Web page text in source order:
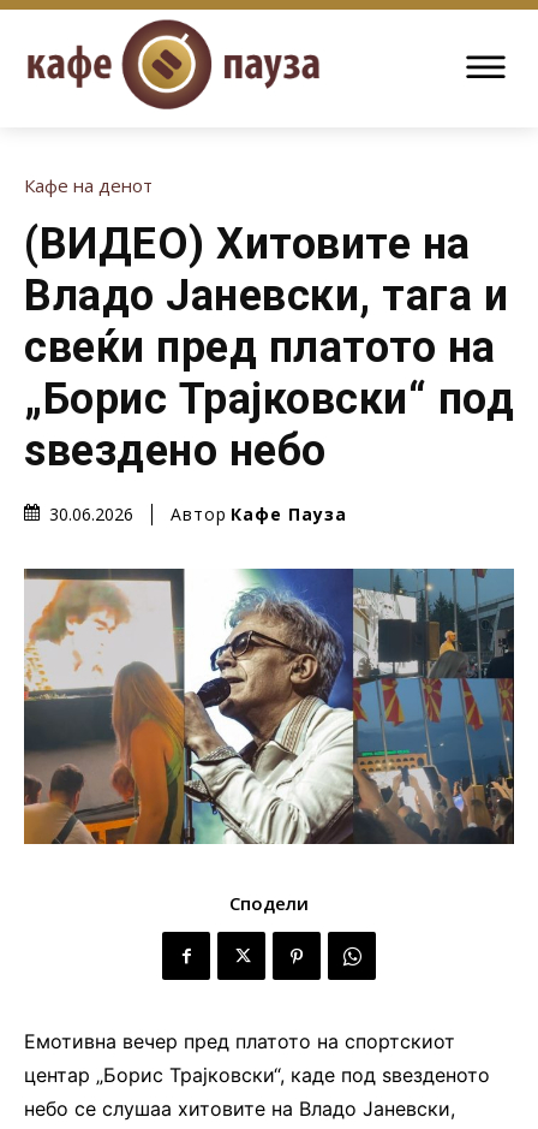
Кафе на денот
(ВИДЕО) Хитовите на
Владо Јаневски, тага и
свеќи пред платото на
„Борис Трајковски“ под
ѕвездено небо
30.06.2026 Автор Кафе Пауза
Сподели
Емотивна вечер пред платото на спортскиот
центар „Борис Трајковски“, каде под ѕвезденото
небо се слушаа хитовите на Владо Јаневски,